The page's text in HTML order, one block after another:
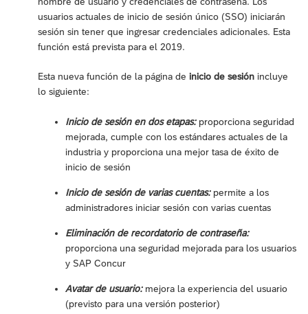
usuarios actuales de inicio de sesión único (SSO) iniciarán
sesión sin tener que ingresar credenciales adicionales. Esta
función está prevista para el 2019.
Esta nueva función de la página de inicio de sesión incluye
lo siguiente:
Inicio de sesión en dos etapas:proporciona seguridad
mejorada, cumple con los estándares actuales de la
industria y proporciona una mejor tasa de éxito de
inicio de sesión
Inicio de sesión de varias cuentas:permite a los
administradores iniciar sesión con varias cuentas
Eliminación de recordatorio de contraseña:
proporciona una seguridad mejorada para los usuarios
y SAP Concur
Avatar de usuario:mejora la experiencia del usuario
(previsto para una versión posterior)